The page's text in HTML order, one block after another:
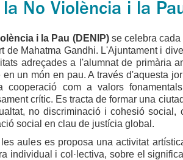
No Violència i la
i la Pau (DENIP)se celebra cada
de Mahatma Gandhi. L'Ajuntament i
adreçades a l'alumnat de primària
un món en pau. A través d'aquesta
cooperació com a valors
crític. Es tracta de formar una
no discriminació i cohesió social,
social en clau de justícia global.
aules es proposa una activitat
individual i col·lectiva, sobre el